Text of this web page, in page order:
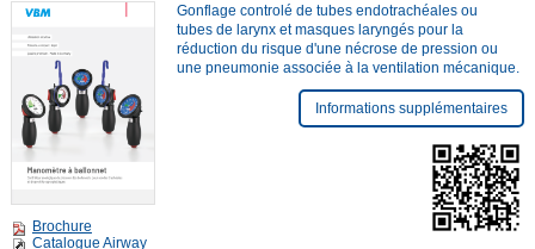
Brochure
Catalogue Airway
Gonflage controlé de tubes endotrachéales ou
tubes de larynx et masques laryngés pour la
réduction du risque d'une nécrose de pression ou
une pneumonie associée à la ventilation mécanique.
Informations supplémentaires